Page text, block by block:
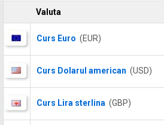
Valuta
Curs Euro (EUR)
Curs Dolarul american (USD)
Curs Lira sterlina (GBP)